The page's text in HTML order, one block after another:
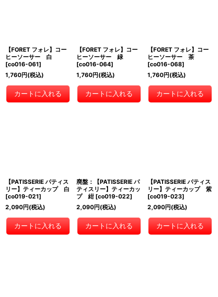
【FORET フォレ】コー
ヒーソーサー 白
[co016-061]
1,760円(税込)
カートに入れる
【FORET フォレ】コー
ヒーソーサー 緑
[co016-064]
1,760円(税込)
カートに入れる
【FORET フォレ】コー
ヒーソーサー 茶
[co016-068]
1,760円(税込)
カートに入れる
【PATISSERIE パティス
リー】ティーカップ 白
[co019-021]
2,090円(税込)
カートに入れる
廃盤：【PATISSERIE パ
ティスリー】ティーカッ
プ 紺 [co019-022]
2,090円(税込)
カートに入れる
【PATISSERIE パティス
リー】ティーカップ 紫
[co019-023]
2,090円(税込)
カートに入れる